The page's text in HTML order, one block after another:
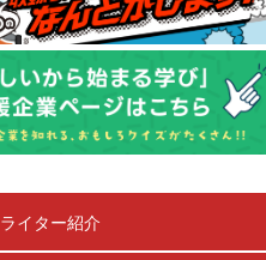
ライター紹介